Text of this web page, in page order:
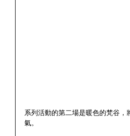
系列活動的第二場是暖色的梵谷
氣。